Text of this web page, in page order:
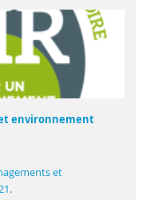
environnement
et